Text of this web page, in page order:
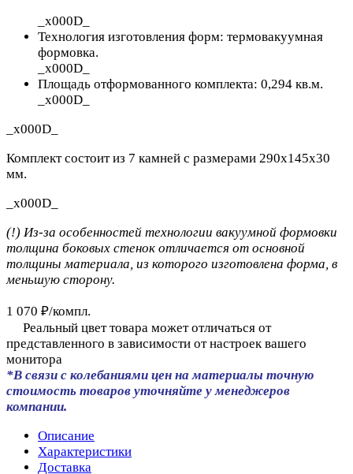
_x000D_
Технология изготовления форм: термовакуумная
формовка.
_x000D_
Площадь отформованного комплекта: 0,294 кв.м.
_x000D_
_x000D_
Комплект состоит из 7 камней с размерами 290х145х30
мм.
_x000D_
(!) Из-за особенностей технологии вакуумной формовки
толщина боковых стенок отличается от основной
толщины материала, из которого изготовлена форма, в
меньшую сторону.
1 070 ₽/компл.
Реальный цвет товара может отличаться от
представленного в зависимости от настроек вашего
монитора
*В связи с колебаниями цен на материалы точную
стоимость товаров уточняйте у менеджеров
компании.
Описание
Характеристики
Доставка